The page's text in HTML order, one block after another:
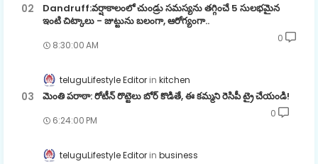
Dandruff:వర్షాకాలంలో చుండ్రు సమస్యను తగ్గించే 5 సులభమైన
ఇంటి చిట్కాలు - జుట్టును బలంగా, ఆరోగ్యంగా..
8:30:00 AM
0
teluguLifestyle Editor kitchen
మెంతి పరాఠా: రోటీన్ రొట్టెలు బోర్ కొడితే, ఈ కమ్మని రెసిపీ ట్రై చేయండి!
6:24:00 PM
0
teluguLifestyle Editor business